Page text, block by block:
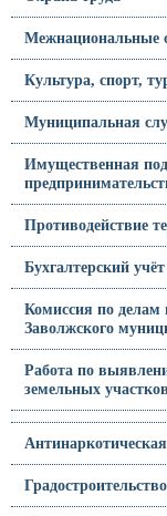
Межнациональные
Культура, спорт,
Муниципальная
Имущественная
Противодействие
Бухгалтерский учёт
Комиссия по делам
Заволжского
Работа по
земельных участков
Градостроительство